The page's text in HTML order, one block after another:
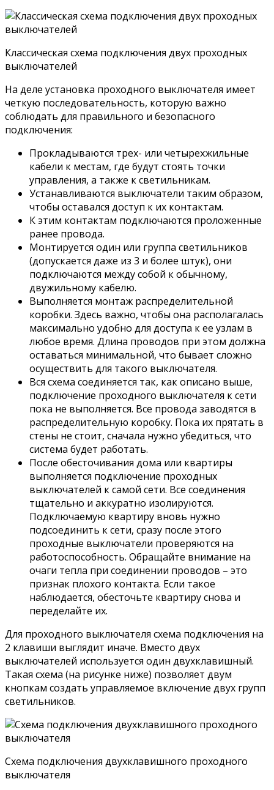
Классическая схема подключения двух проходных
выключателей
На деле установка проходного выключателя имеет
четкую последовательность, которую важно
соблюдать для правильного и безопасного
подключения:
Прокладываются трех- или четырехжильные
кабели к местам, где будут стоять точки
управления, а также к светильникам.
Устанавливаются выключатели таким образом,
чтобы оставался доступ к их контактам.
К этим контактам подключаются проложенные
ранее провода.
Монтируется один или группа светильников
(допускается даже из 3 и более штук), они
подключаются между собой к обычному,
двужильному кабелю.
Выполняется монтаж распределительной
коробки. Здесь важно, чтобы она располагалась
максимально удобно для доступа к ее узлам в
любое время. Длина проводов при этом должна
оставаться минимальной, что бывает сложно
осуществить для такого выключателя.
Вся схема соединяется так, как описано выше,
подключение проходного выключателя к сети
пока не выполняется. Все провода заводятся в
распределительную коробку. Пока их прятать в
стены не стоит, сначала нужно убедиться, что
система будет работать.
После обесточивания дома или квартиры
выполняется подключение проходных
выключателей к самой сети. Все соединения
тщательно и аккуратно изолируются.
Подключаемую квартиру вновь нужно
подсоединить к сети, сразу после этого
проходные выключатели проверяются на
работоспособность. Обращайте внимание на
очаги тепла при соединении проводов – это
признак плохого контакта. Если такое
наблюдается, обесточьте квартиру снова и
переделайте их.
Для проходного выключателя схема подключения на
2 клавиши выглядит иначе. Вместо двух
выключателей используется один двухклавишный.
Такая схема (на рисунке ниже) позволяет двум
кнопкам создать управляемое включение двух групп
светильников.
Схема подключения двухклавишного проходного
выключателя